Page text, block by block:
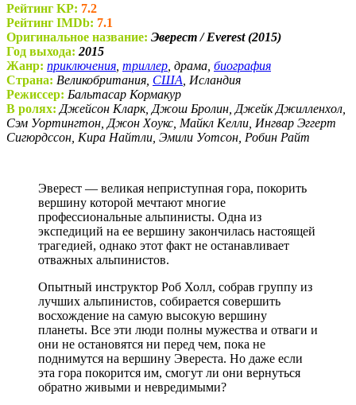
Рейтинг KP: 7.2
Рейтинг IMDb: 7.1
Оригинальное название: Эверест / Everest (2015)
Год выхода: 2015
Жанр: приключения триллер , драма, биография
Страна: Великобритания, США , Исландия
Режиссер: Бальтасар Кормакур
В ролях: Джейсон Кларк, Джош Бролин, Джейк Джилленхол,
Сэм Уортингтон, Джон Хоукс, Майкл Келли, Ингвар Эггерт
Сигюрдссон, Кира Найтли, Эмили Уотсон, Робин Райт
Эверест — великая неприступная гора, покорить
вершину которой мечтают многие
профессиональные альпинисты. Одна из
экспедиций на ее вершину закончилась настоящей
трагедией, однако этот факт не останавливает
отважных альпинистов.
Опытный инструктор Роб Холл, собрав группу из
лучших альпинистов, собирается совершить
восхождение на самую высокую вершину
планеты. Все эти люди полны мужества и отваги и
они не остановятся ни перед чем, пока не
поднимутся на вершину Эвереста. Но даже если
эта гора покорится им, смогут ли они вернуться
обратно живыми и невредимыми?